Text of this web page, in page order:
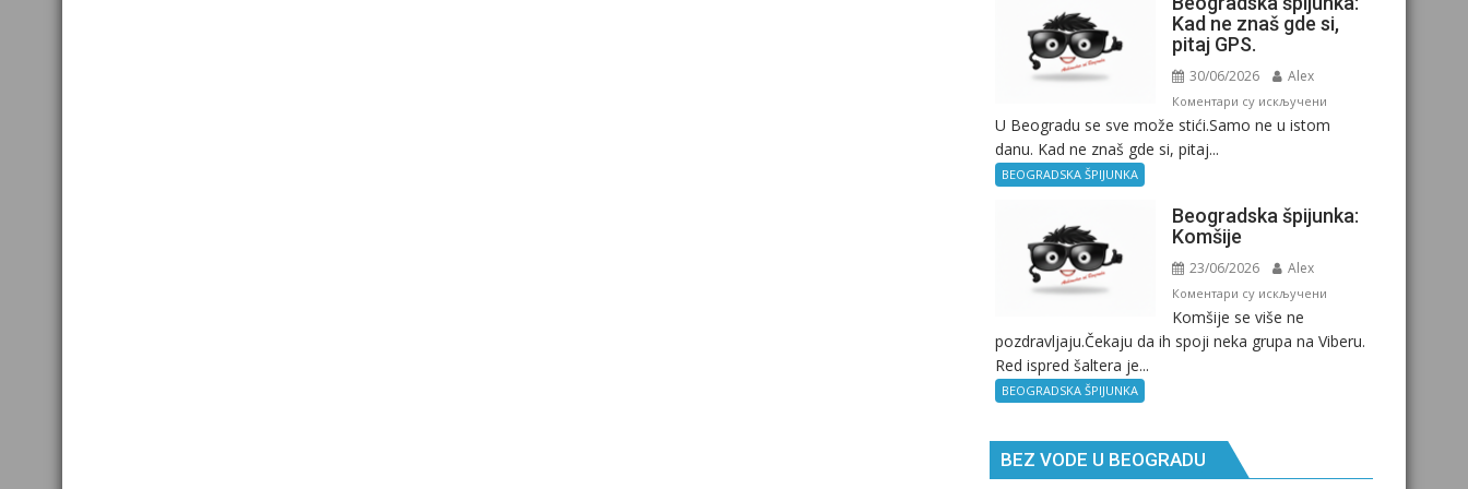
Kad ne znaš gde si,
pitaj GPS.
30/06/2026 Alex
Коментари су искљученина
Beogradska
znaš
pitaj
U Beogradu se sve može stići.Samo ne u istom
danu. Kad ne znaš gde si, pitaj...
BEOGRADSKA ŠPIJUNKA
Beogradska špijunka:
Komšije
23/06/2026 Alex
Коментари су искљученина
špijunka:
Komšije se više ne
pozdravljaju.Čekaju da ih spoji neka grupa na Viberu.
Red ispred šaltera je...
BEOGRADSKA ŠPIJUNKA
BEZ VODE U BEOGRADU